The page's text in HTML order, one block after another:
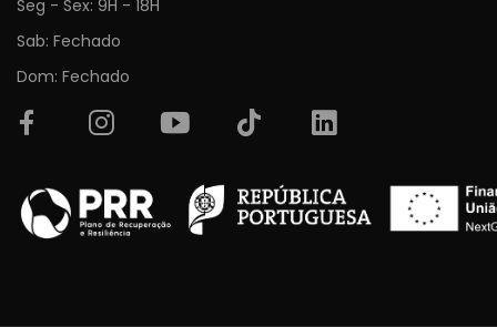
Seg - Sex: 9H - 18H
Sab: Fechado
Dom: Fechado